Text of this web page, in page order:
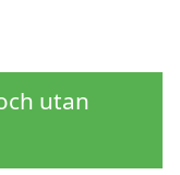
utan